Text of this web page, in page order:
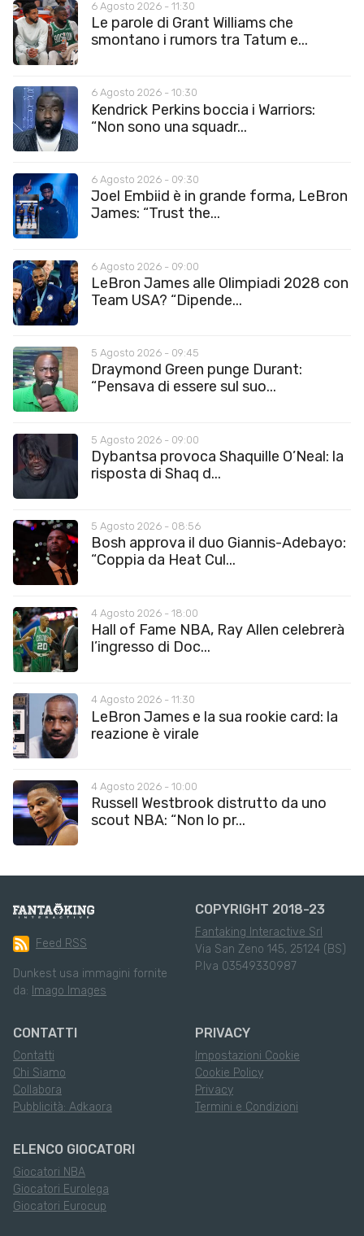
6 Agosto 2026 - 11:30
Le parole di Grant Williams che
smontano i rumors tra Tatum e...
6 Agosto 2026 - 10:30
Kendrick Perkins boccia i Warriors:
“Non sono una squadr...
6 Agosto 2026 - 09:30
Joel Embiid è in grande forma, LeBron
James: “Trust the...
6 Agosto 2026 - 09:00
LeBron James alle Olimpiadi 2028 con
Team USA? “Dipende...
5 Agosto 2026 - 09:45
Draymond Green punge Durant:
“Pensava di essere sul suo...
5 Agosto 2026 - 09:00
Dybantsa provoca Shaquille O’Neal: la
risposta di Shaq d...
5 Agosto 2026 - 08:56
Bosh approva il duo Giannis-Adebayo:
“Coppia da Heat Cul...
4 Agosto 2026 - 18:00
Hall of Fame NBA, Ray Allen celebrerà
l’ingresso di Doc...
4 Agosto 2026 - 11:30
LeBron James e la sua rookie card: la
reazione è virale
4 Agosto 2026 - 10:00
Russell Westbrook distrutto da uno
scout NBA: “Non lo pr...
Feed RSS
Dunkest usa immagini fornite
da: Imago Images
COPYRIGHT 2018-23
Fantaking Interactive Srl
Via San Zeno 145, 25124 (BS)
P.Iva 03549330987
CONTATTI
Contatti
Chi Siamo
Collabora
Pubblicità: Adkaora
PRIVACY
Impostazioni Cookie
Cookie Policy
Privacy
Termini e Condizioni
ELENCO GIOCATORI
Giocatori NBA
Giocatori Eurolega
Giocatori Eurocup